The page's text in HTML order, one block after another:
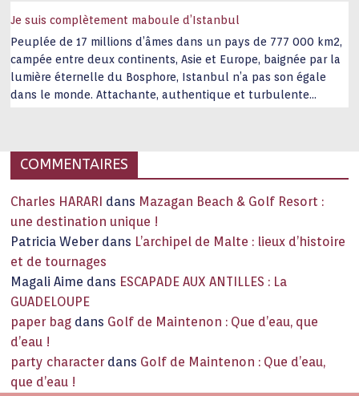
Je suis complètement maboule d’Istanbul
Peuplée de 17 millions d’âmes dans un pays de 777 000 km2,
campée entre deux continents, Asie et Europe, baignée par la
lumière éternelle du Bosphore, Istanbul n’a pas son égale
dans le monde. Attachante, authentique et turbulente
COMMENTAIRES
Charles HARARI dans Mazagan Beach & Golf Resort :
une destination unique !
Patricia Weber dans L’archipel de Malte : lieux d’histoire
et de tournages
Magali Aime dans ESCAPADE AUX ANTILLES : La
GUADELOUPE
paper bag dans Golf de Maintenon : Que d’eau, que
d’eau !
party character dans Golf de Maintenon : Que d’eau,
que d’eau !